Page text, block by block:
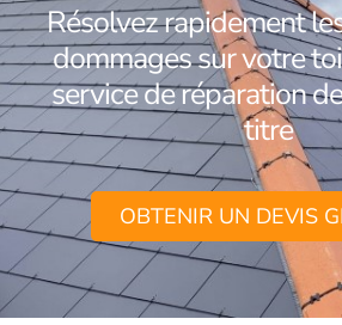
Résolvez rapidement
dommages sur votre
service de réparation
titre
OBTENIR UN DEVIS